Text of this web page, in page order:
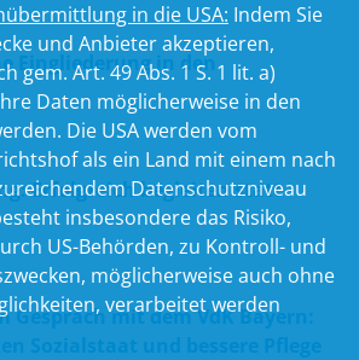
Eingliederung in den
Erfolgreich begleiten statt
Gespräch mit dem VdK Bayern:
Sozialstaat und bessere Pflege
in die USA: Indem Sie
und Anbieter akzeptieren,
gem. Art. 49 Abs. 1 S. 1 lit. a)
Daten möglicherweise in den
Die USA werden vom
als ein Land mit einem nach
Datenschutzniveau
insbesondere das Risiko,
US-Behörden, zu Kontroll- und
möglicherweise auch ohne
verarbeitet werden